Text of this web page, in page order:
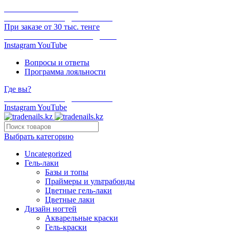
При заказе от 30 тыс. тенге
InstagramYouTube
Вопросы и ответы
Программа лояльности
Где вы?
InstagramYouTube
Выбрать категорию
Uncategorized
Гель-лаки
Базы и топы
Праймеры и ультрабонды
Цветные гель-лаки
Цветные лаки
Дизайн ногтей
Акварельные краски
Гель-краски